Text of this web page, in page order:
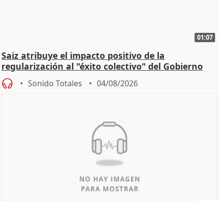
01:07
Saiz atribuye el impacto positivo de la
regularización al "éxito colectivo" del Gobierno
Sonido Totales 04/08/2026